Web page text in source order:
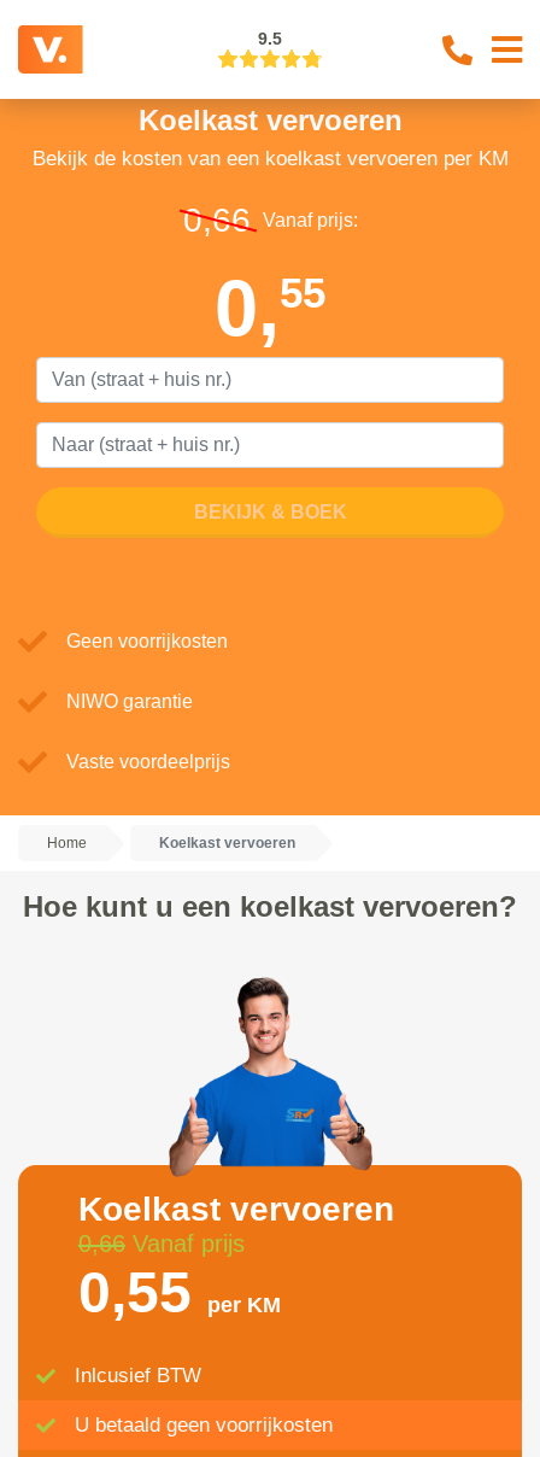
9.5
Koelkast vervoeren
Bekijk de kosten van een koelkast vervoeren per KM
0,66 Vanaf prijs:
0,55
BEKIJK & BOEK
Geen voorrijkosten
NIWO garantie
Vaste voordeelprijs
Home Koelkast vervoeren
Hoe kunt u een koelkast vervoeren?
Koelkast vervoeren
0,66Vanaf prijs
0,55 per KM
Inlcusief BTW
U betaald geen voorrijkosten